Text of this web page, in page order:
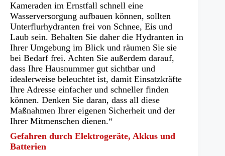
Kameraden im Ernstfall schnell eine
Wasserversorgung aufbauen können, sollten
Unterflurhydranten frei von Schnee, Eis und
Laub sein. Behalten Sie daher die Hydranten in
Ihrer Umgebung im Blick und räumen Sie sie
bei Bedarf frei. Achten Sie außerdem darauf,
dass Ihre Hausnummer gut sichtbar und
idealerweise beleuchtet ist, damit Einsatzkräfte
Ihre Adresse einfacher und schneller finden
können. Denken Sie daran, dass all diese
Maßnahmen Ihrer eigenen Sicherheit und der
Ihrer Mitmenschen dienen.“
Gefahren durch Elektrogeräte, Akkus und
Batterien